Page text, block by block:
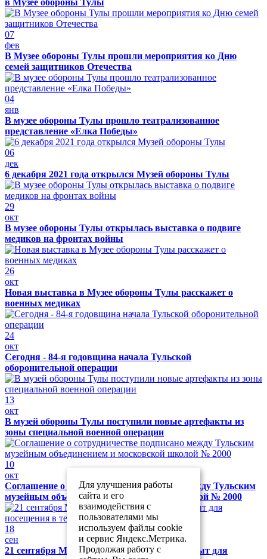
07
фев
В Музее обороны Тулы прошли мероприятия ко Дню
семей защитников Отечества
04
янв
В музее обороны Тулы прошло театрализованное
представление «Елка Победы»
06
дек
6 декабря 2021 года открылся Музей обороны Тулы
29
окт
В музее обороны Тулы открылась выставка о подвиге
медиков на фронтах войны
26
окт
Новая выставка в Музее обороны Тулы расскажет о
военных медиках
24
окт
Сегодня - 84-я годовщина начала Тульской
оборонительной операции
13
окт
В музей обороны Тулы поступили новые артефакты из
зоны специальной военной операции
10
окт
Соглашение о сотрудничестве подписано между Тульским
музейным объединением и московской школой № 2000
18
сен
21 сентября Музей обороны Тулы будет закрыт для
Для улучшения работы
сайта и его
взаимодействия с
пользователями мы
используем файлы cookie
и сервис Яндекс.Метрика.
Продолжая работу с